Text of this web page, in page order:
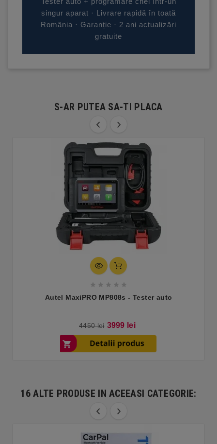
singur aparat · Livrare rapidă în toată
România · Garanție · 2 ani actualizări
gratuite
S-AR PUTEA SA-TI PLACA
    
Autel MaxiPRO MP808s - Tester auto
4450 lei 3999 lei
baza
16 ALTE PRODUSE IN ACEEASI CATEGORIE: